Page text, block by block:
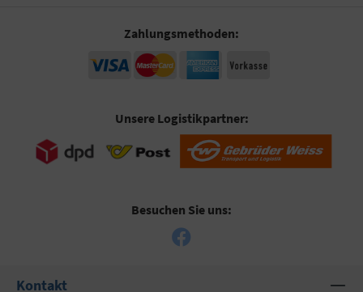
Zahlungsmethoden:
Unsere Logistikpartner:
Besuchen Sie uns:
Kontakt